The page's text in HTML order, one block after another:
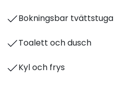
Bokningsbar tvättstuga
Toalett och dusch
Kyl och frys